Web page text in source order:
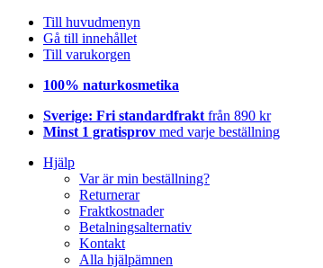
Till huvudmenyn
Gå till innehållet
Till varukorgen
100% naturkosmetika
Sverige: Fri standardfrakt från 890 kr
Minst 1 gratisprov med varje beställning
Hjälp
Var är min beställning?
Returnerar
Fraktkostnader
Betalningsalternativ
Kontakt
Alla hjälpämnen